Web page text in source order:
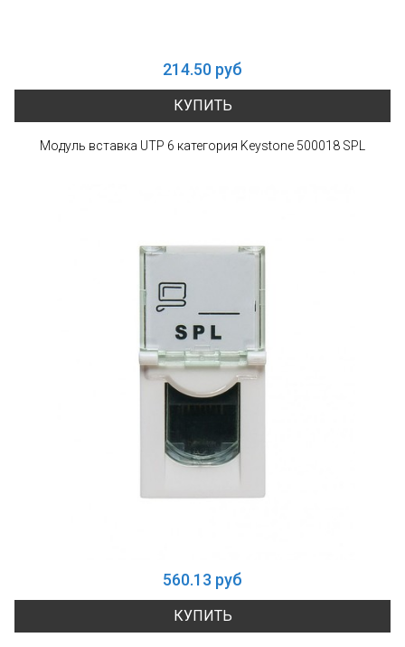
214.50 руб
КУПИТЬ
Модуль вставка UTP 6 категория Keystone 500018 SPL
560.13 руб
КУПИТЬ